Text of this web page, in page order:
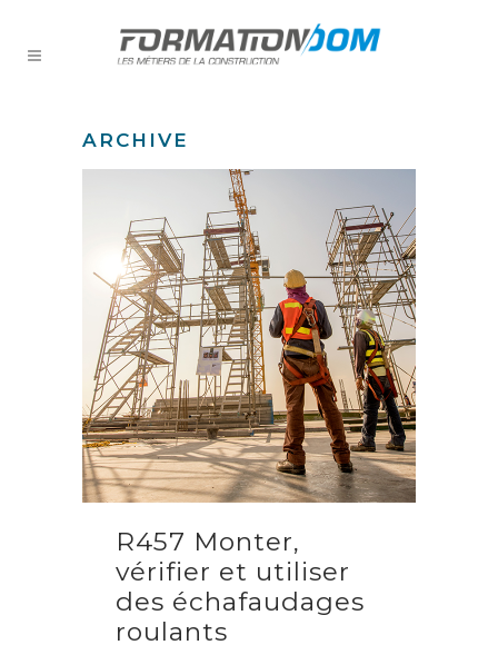
ARCHIVE
R457 Monter,
vérifier et utiliser
des échafaudages
roulants